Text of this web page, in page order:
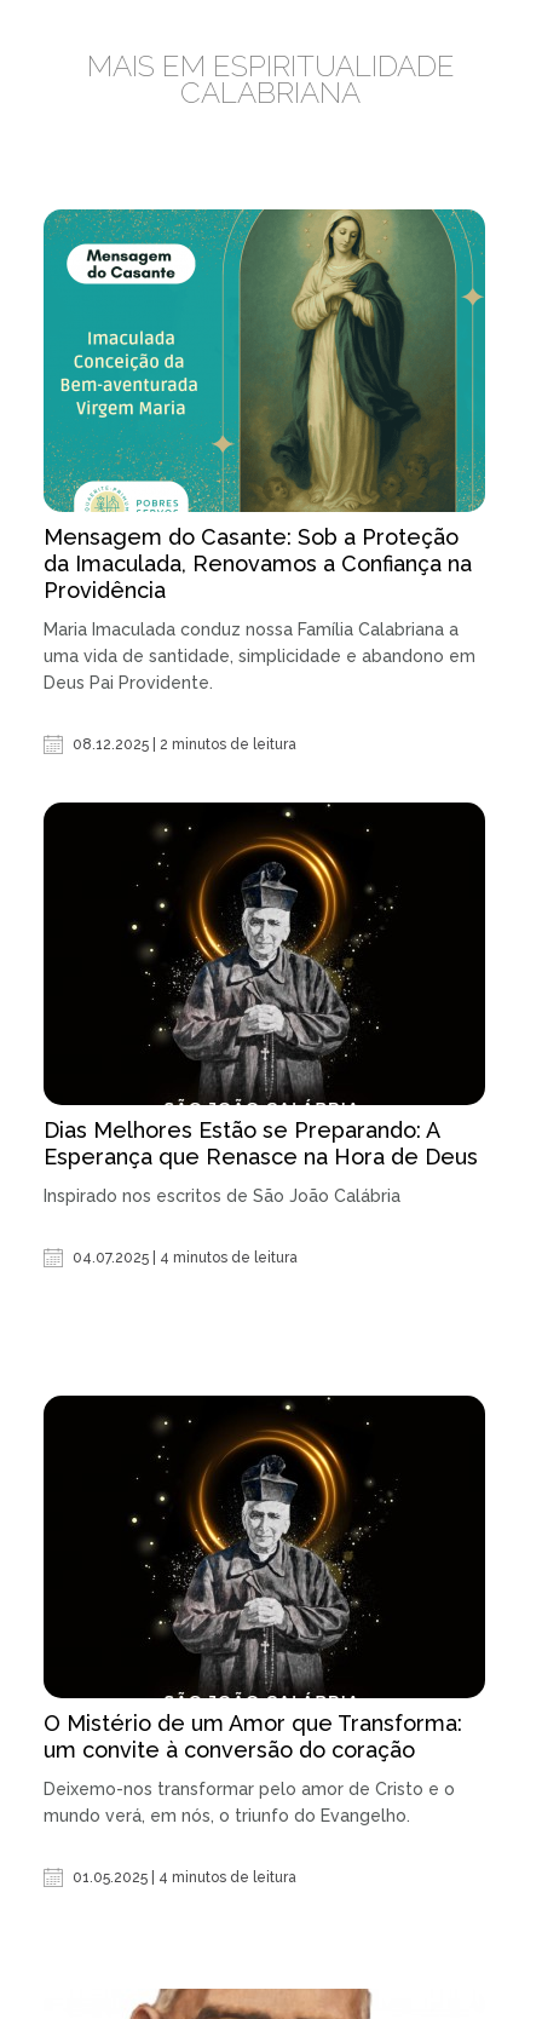
MAIS EM ESPIRITUALIDADE
CALABRIANA
Mensagem do Casante: Sob a Proteção
da Imaculada, Renovamos a Confiança na
Providência
Maria Imaculada conduz nossa Família Calabriana a
uma vida de santidade, simplicidade e abandono em
Deus Pai Providente.
08.12.2025 | 2 minutos de leitura
Dias Melhores Estão se Preparando: A
Esperança que Renasce na Hora de Deus
Inspirado nos escritos de São João Calábria
04.07.2025 | 4 minutos de leitura
O Mistério de um Amor que Transforma:
um convite à conversão do coração
Deixemo-nos transformar pelo amor de Cristo e o
mundo verá, em nós, o triunfo do Evangelho.
01.05.2025 | 4 minutos de leitura